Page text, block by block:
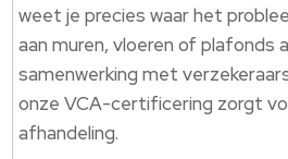
weet je precies waar het
aan muren, vloeren of plafonds
samenwerking met
onze VCA-certificering zorgt
afhandeling.​